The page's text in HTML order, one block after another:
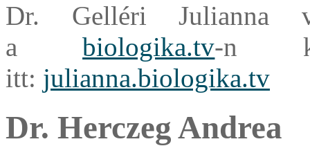
Dr. Gelléri Julianna
abiologika.tv-n
itt: julianna.biologika.tv
Dr. Herczeg Andrea